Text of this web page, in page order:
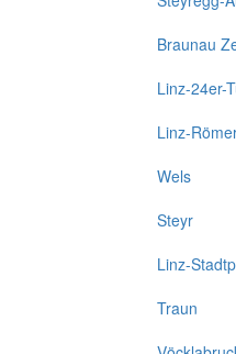
Braunau
Linz-24er-
Linz-
Wels
Steyr
Linz-
Traun